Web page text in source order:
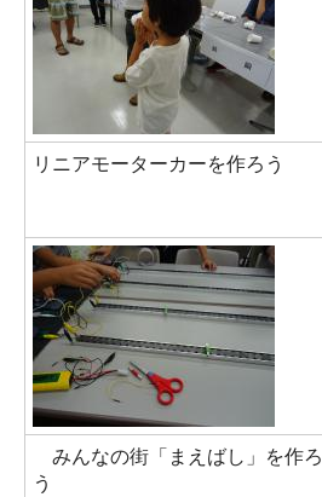
リニアモーターカーを作ろう
みんなの街「まえばし」を作ろ
う